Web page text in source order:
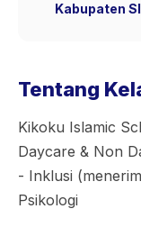
Kabupaten
Tentang
Kikoku Islamic
Daycare & Non
- Inklusi
Psikologi